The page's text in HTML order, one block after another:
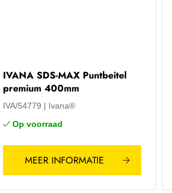
IVANA SDS-MAX Puntbeitel
premium 400mm
IVA/54779
Ivana®
Op voorraad
MEER INFORMATIE